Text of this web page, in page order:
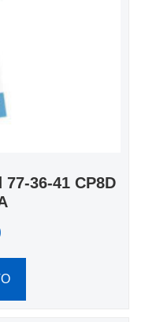
36-41 CP8D